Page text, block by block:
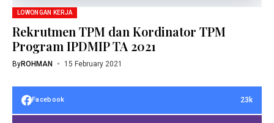
LOWONGAN KERJA
Rekrutmen TPM dan Kordinator TPM
Program IPDMIP TA 2021
ByROHMAN 15 February 2021
Facebook 23k